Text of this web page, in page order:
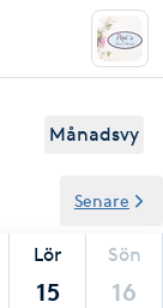
Månadsvy
Lör
15
Sön
16
Senare